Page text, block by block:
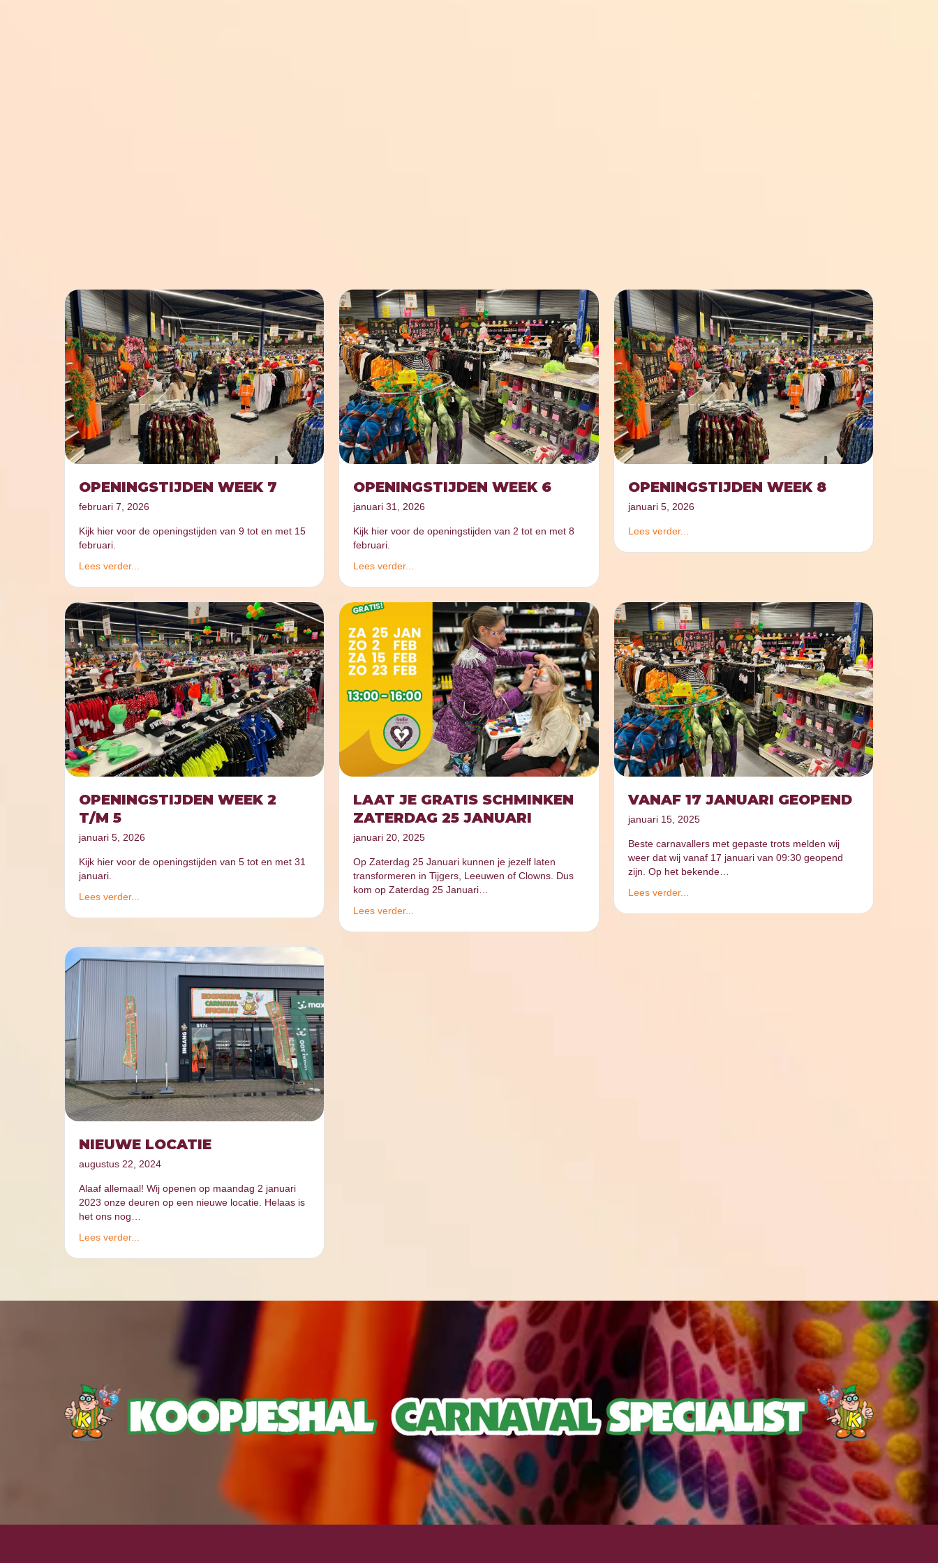
OPENINGSTIJDEN WEEK 7
februari 7, 2026
Kijk hier voor de openingstijden van 9 tot en met 15
februari.
Lees verder...
OPENINGSTIJDEN WEEK 6
januari 31, 2026
Kijk hier voor de openingstijden van 2 tot en met 8
februari.
Lees verder...
OPENINGSTIJDEN WEEK 8
januari 5, 2026
Lees verder...
OPENINGSTIJDEN WEEK 2
T/M 5
januari 5, 2026
Kijk hier voor de openingstijden van 5 tot en met 31
januari.
Lees verder...
LAAT JE GRATIS SCHMINKEN
ZATERDAG 25 JANUARI
januari 20, 2025
Op Zaterdag 25 Januari kunnen je jezelf laten
transformeren in Tijgers, Leeuwen of Clowns. Dus
kom op Zaterdag 25 Januari…
Lees verder...
VANAF 17 JANUARI GEOPEND
januari 15, 2025
Beste carnavallers met gepaste trots melden wij
weer dat wij vanaf 17 januari van 09:30 geopend
zijn. Op het bekende…
Lees verder...
NIEUWE LOCATIE
augustus 22, 2024
Alaaf allemaal! Wij openen op maandag 2 januari
2023 onze deuren op een nieuwe locatie. Helaas is
het ons nog…
Lees verder...